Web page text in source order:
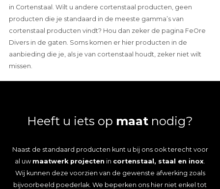
in Cortenstaal. Wilt u andere cortenstaal producten, geen
producten die je standaard in de meeste gamma’s van
cortenstaal producten vindt? Hou dan zeker de pagina FeOre
Divers in de gaten. Soms komen er hier producten in de
aanbieding die je, als je van cortenstaal houdt, zeker niet wilt
missen.
Heeft u iets op maat nodig?
Naast de standaard producten kunt u bij ons ook terecht voor
al uw maatwerk projecten in cortenstaal, staal en inox
Wij kunnen deze voorzien van de gewenste afwerking zoals
bijvoorbeeld poederlak. We beperken ons hier niet enkel tot